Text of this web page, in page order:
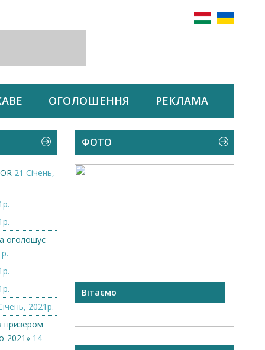
ОГОЛОШЕННЯ РЕКЛАМА
21 Січень,
оголошує
2021р.
призером
2021» 14
ФОТО
Вітаємо